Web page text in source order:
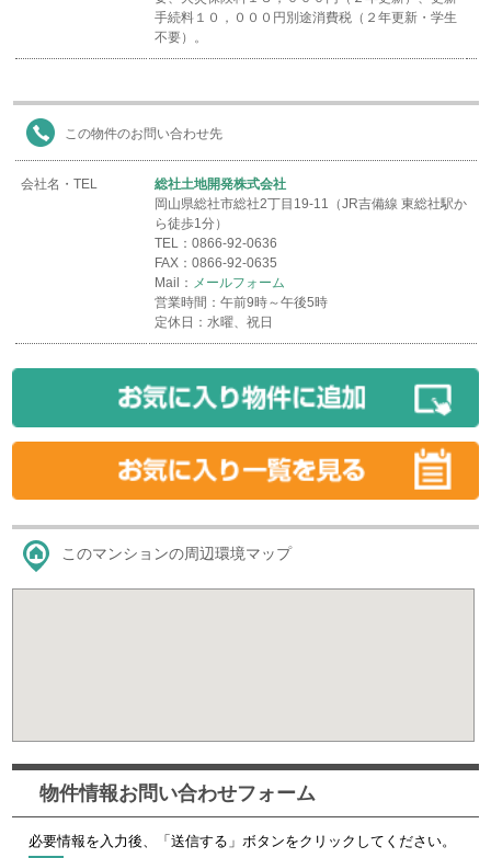
手続料１０，０００円別途消費税（２年更新・学生
不要）。
この物件のお問い合わせ先
会社名・TEL
総社土地開発株式会社
岡山県総社市総社2丁目19-11（JR吉備線 東総社駅か
ら徒歩1分）
TEL：0866-92-0636
FAX：0866-92-0635
Mail： メールフォーム
営業時間：午前9時～午後5時
定休日：水曜、祝日
このマンションの周辺環境マップ
物件情報お問い合わせフォーム
必要情報を入力後、「送信する」ボタンをクリックしてください。